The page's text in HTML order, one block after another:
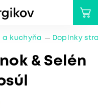
a kuchyňa Doplnky
& Selén